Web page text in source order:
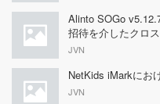
Alinto SOGo
招待を介したクロ
JVN
NetKids iMarkにお
JVN